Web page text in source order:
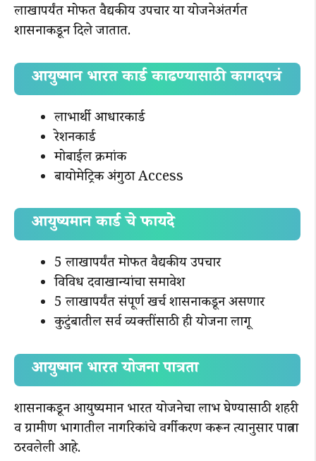
लाखापर्यंत मोफत वैद्यकीय उपचार या योजनेअंतर्गत
शासनाकडून दिले जातात.
आयुष्मान भारत कार्ड काढण्यासाठी कागदपत्रं
लाभार्थी आधारकार्ड
रेशनकार्ड
मोबाईल क्रमांक
बायोमेट्रिक अंगुठा Access
आयुष्यमान कार्ड चे फायदे
5 लाखापर्यंत मोफत वैद्यकीय उपचार
विविध दवाखान्यांचा समावेश
5 लाखापर्यंत संपूर्ण खर्च शासनाकडून असणार
कुटुंबातील सर्व व्यक्तींसाठी ही योजना लागू
आयुष्मान भारत योजना पात्रता
शासनाकडून आयुष्यमान भारत योजनेचा लाभ घेण्यासाठी शहरी
व ग्रामीण भागातील नागरिकांचे वर्गीकरण करून त्यानुसार पात्रता
ठरवलेली आहे.